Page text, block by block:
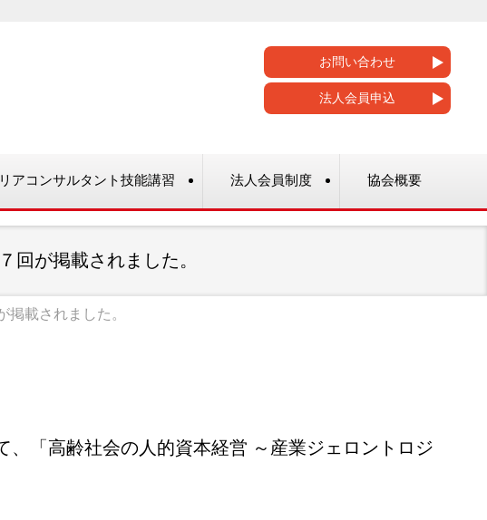
お問い合わせ
法人会員申込
アコンサルタント技能講習 法人会員制度 協会概要
回が掲載されました。
載されました。
「高齢社会の人的資本経営 ～産業ジェロントロジ